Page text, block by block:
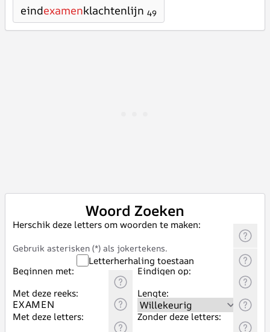
eindexamenklachtenlijn 49
Woord Zoeken
Herschik deze letters om woorden te maken:
Gebruik asterisken (*) als jokertekens.
Letterherhaling toestaan
Beginnen met:
Eindigen op:
Met deze reeks:
Lengte:
Met deze letters:
Zonder deze letters: